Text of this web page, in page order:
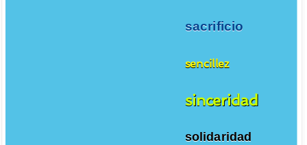
sacrificio
sencillez
sinceridad
solidaridad